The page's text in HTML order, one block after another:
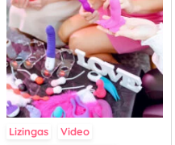
Lizingas Video